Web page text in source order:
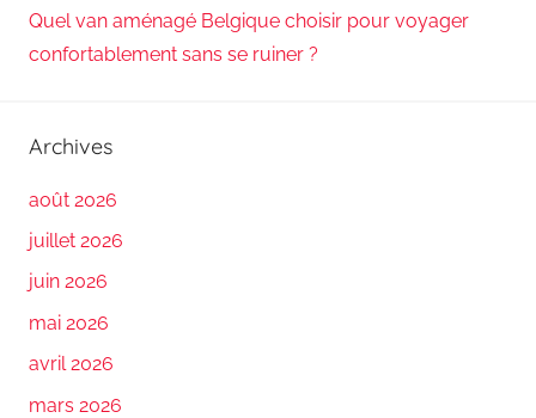
Quel van aménagé Belgique choisir pour voyager
confortablement sans se ruiner ?
Archives
août 2026
juillet 2026
juin 2026
mai 2026
avril 2026
mars 2026